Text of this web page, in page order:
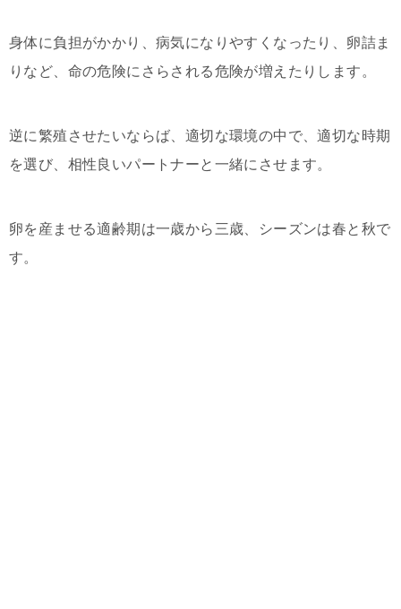
身体に負担がかかり、病気になりやすくなったり、卵詰ま
りなど、命の危険にさらされる危険が増えたりします。
逆に繁殖させたいならば、適切な環境の中で、適切な時期
を選び、相性良いパートナーと一緒にさせます。
卵を産ませる適齢期は一歳から三歳、シーズンは春と秋で
す。